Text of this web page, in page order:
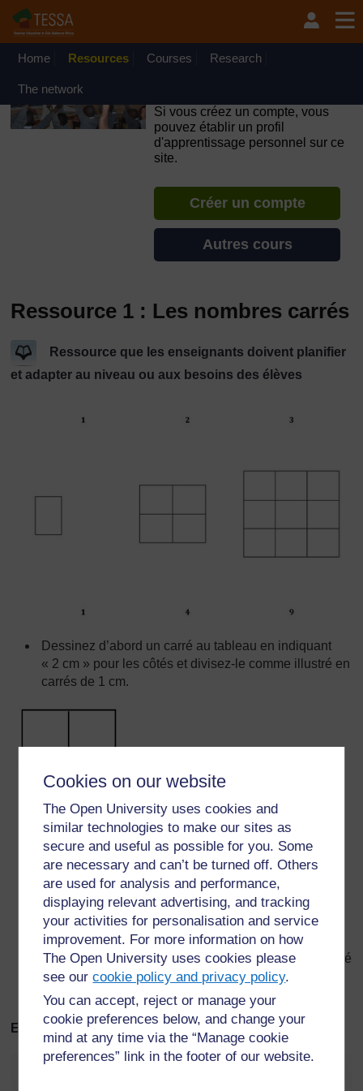
Cookies on our website
The Open University uses cookies and
similar technologies to make our sites as
secure and useful as possible for you. Some
are necessary and can’t be turned off. Others
are used for analysis and performance,
displaying relevant advertising, and tracking
your activities for personalisation and service
improvement. For more information on how
The Open University uses cookies please
see ourcookie policy and privacy policy.
You can accept, reject or manage your
cookie preferences below, and change your
mind at any time via the “Manage cookie
preferences” link in the footer of our website.
Passer au contenu principal
OpenLearn Create will be unavailable on Wednesday 12
August 2026 from 8am to 10.30am (GMT) due to routine
Home Resources Courses Research
The network
Si vous créez un compte, vous
pouvez établir un profil
d'apprentissage personnel sur ce
site.
Créer un compte
Autres cours
Ressource 1 : Les nombres carrés
Ressource que les enseignants doivent planifier
et adapter au niveau ou aux besoins des élèves
Dessinez d’abord un carré au tableau en indiquant
« 2 cm » pour les côtés et divisez-le comme illustré en
carrés de 1 cm.
Le premier élève chargé de l’enregistrement doit
compter les carrés de 1 cm et écrire le résultat.
Le premier scribe doit dessiner un carré de 3 cm et le
diviser de la même manière en carrés de 1 cm ;
l’enregistreur doit alors compter et enregistrer ces
petits carrés.
Cette activité continue avec un carré de 4 cm, un carré
de 5 cm et un carré de 6 cm.
Exemples
Exemples